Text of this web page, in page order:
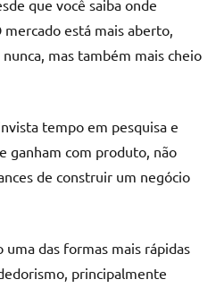
que você saiba onde
está mais aberto,
mas também mais cheio
tempo em pesquisa e
ganham com produto, não
de construir um negócio
das formas mais rápidas
principalmente